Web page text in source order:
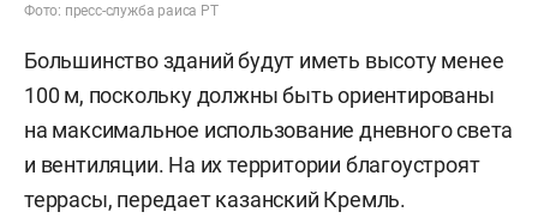
Фото: пресс-служба раиса РТ
Большинство зданий будут иметь высоту менее
100 м, поскольку должны быть ориентированы
на максимальное использование дневного света
и вентиляции. На их территории благоустроят
террасы, передает казанский Кремль.